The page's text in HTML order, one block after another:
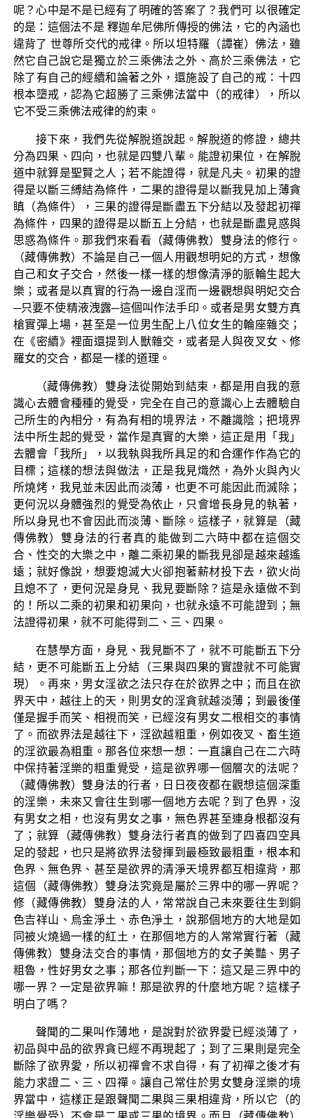
呢？心中是不是已經有了明確的答案了？我們可 以很確定
的是：這個法不是 釋迦牟尼佛所傳授的佛法，它的內涵也
違背了 世尊所交代的戒律。所以坦特羅（譚崔）佛法，雖
然它自己說它是獨立於三乘佛法之外、高於三乘佛法，它
除了有自己的經續和論著之外，還施設了自己的戒：十四
根本墮戒，認為它超勝了三乘佛法當中（的戒律），所以
它不受三乘佛法戒律的約束。
接下來，我們先從解脫道說起。解脫道的修證，總共
分為四果、四向，也就是四雙八輩。能證初果位，在解脫
道中就算是聖賢之人；若不能證得，就是凡夫。初果的證
得是以斷三縛結為條件，二果的證得是以斷我見加上薄貪
瞋（為條件），三果的證得是斷盡五下分結以及發起初禪
為條件，四果的證得是以斷五上分結，也就是斷盡見惑與
思惑為條件。那我們來看看（藏傳佛教）雙身法的修行。
（藏傳佛教）不論是自己一個人用觀想明妃的方式，想像
自己和女子交合，然後一樣一樣的想像清淨的脈輪生起大
樂；或者是以真實的行為一邊自淫而一邊觀想與明妃交合
─只要不使精液洩露─這個叫作法手印。或者是男女雙方真
槍實彈上場，甚至是一位男生配上八位女生的輪座雜交；
在《密續》裡面還提到人獸雜交，或者是人與夜叉女、修
羅女的交合，都是一樣的道理。
（藏傳佛教）雙身法從開始到結束，都是用自我的意
識心去體會種種的覺受，完全在自己的意識心上去體驗自
己所生的內相分，有為有相的境界法，不離識陰；把境界
法中所生起的覺受，當作是真實的大樂，這正是用「我」
去體會「我所」，以我執與我所具足的和合運作作為它的
目標；這樣的想法與做法，正是我見熾然，為外火與內火
所燒烤，我見並未因此而淡薄，也更不可能因此而滅除；
更何況以身體強烈的覺受為依止，只會增長身見的執著，
所以身見也不會因此而淡薄、斷除。這樣子，就算是（藏
傳佛教）雙身法的行者真的能做到二六時中都在這個交
合、性交的大樂之中，離二乘初果的斷我見卻是越來越遙
遠；就好像說，想要熄滅大火卻抱著薪材投下去，欲火尚
且熄不了，更何況是身見、我見要斷除？這是永遠做不到
的！所以二乘的初果和初果向，也就永遠不可能證到；無
法證得初果，就不可能得到二、三、四果。
在慧學方面，身見、我見斷不了，就不可能斷五下分
結，更不可能斷五上分結（三果與四果的實證就不可能實
現）。再來，男女淫欲之法只存在於欲界之中；而且在欲
界天中，越往上的天，則男女的淫貪就越淡薄；到最後僅
僅是握手而笑、相視而笑，已經沒有男女二根相交的事情
了。而欲界法是越往下，淫欲越粗重，例如夜叉、畜生道
的淫欲最為粗重。那各位來想一想：一直讓自己在二六時
中保持著淫樂的粗重覺受，這是欲界哪一個層次的法呢？
（藏傳佛教）雙身法的行者，日日夜夜都在觀想這個深重
的淫樂，未來又會往生到哪一個地方去呢？到了色界，沒
有男女之相，也沒有男女之事，無色界甚至連身根都沒有
了；就算（藏傳佛教）雙身法行者真的做到了四喜四空具
足的發起，也只是將欲界法發揮到最極致最粗重，根本和
色界、無色界、甚至是欲界的清淨天境界都互相違背，那
這個（藏傳佛教）雙身法究竟是屬於三界中的哪一界呢？
修（藏傳佛教）雙身法的人，常常說自己未來要往生到銅
色吉祥山、烏金淨土、赤色淨土，說那個地方的大地是如
同被火燒過一樣的紅土，在那個地方的人常常實行著（藏
傳佛教）雙身法交合的事情，那個地方的女子美豔、男子
粗魯，性好男女之事；那各位判斷一下：這又是三界中的
哪一界？一定是欲界嘛！那是欲界的什麼地方呢？這樣子
明白了嗎？
聲聞的二果叫作薄地，是說對於欲界愛已經淡薄了，
初品與中品的欲界貪已經不再現起了；到了三果則是完全
斷除了欲界愛，所以初禪會不求自得，有了初禪之後才有
能力求證二、三、四禪。讓自己常住於男女雙身淫樂的境
界當中，這樣正是跟聲聞二果與三果相違背，所以它（的